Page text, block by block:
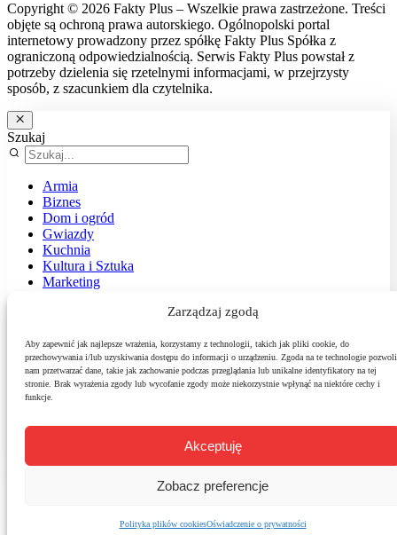
Zarządzaj zgodą
Aby zapewnić jak najlepsze wrażenia, korzystamy z technologii, takich jak pliki cookie, do
przechowywania i/lub uzyskiwania dostępu do informacji o urządzeniu. Zgoda na te technologie pozwoli
nam przetwarzać dane, takie jak zachowanie podczas przeglądania lub unikalne identyfikatory na tej
stronie. Brak wyrażenia zgody lub wycofanie zgody może niekorzystnie wpłynąć na niektóre cechy i
funkcje.
Akceptuję
Zobacz preferencje
Polityka plików cookiesOświadczenie o prywatności
Copyright © 2026 Fakty Plus – Wszelkie prawa zastrzeżone. Treści
objęte są ochroną prawa autorskiego. Ogólnopolski portal
internetowy prowadzony przez spółkę Fakty Plus Spółka z
ograniczoną odpowiedzialnością. Serwis Fakty Plus powstał z
potrzeby dzielenia się rzetelnymi informacjami, w przejrzysty
sposób, z szacunkiem dla czytelnika.
Szukaj
Armia
Biznes
Dom i ogród
Gwiazdy
Kuchnia
Kultura i Sztuka
Marketing
Podróże
Polityka
Sport
Środowisko
Technologie